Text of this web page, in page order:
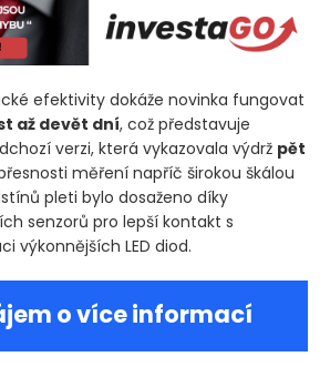
efektivity dokáže novinka fungovat
až devět dní, což představuje
verzi, která vykazovala výdrž pět
měření napříč širokou škálou
pleti bylo dosaženo díky
senzorů pro lepší kontakt s
výkonnějších LED diod.
o více informací